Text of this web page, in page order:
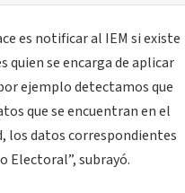
es notificar al IEM si existe
quien se encarga de aplicar
ejemplo detectamos que
que se encuentran en el
los datos correspondientes
subrayó.